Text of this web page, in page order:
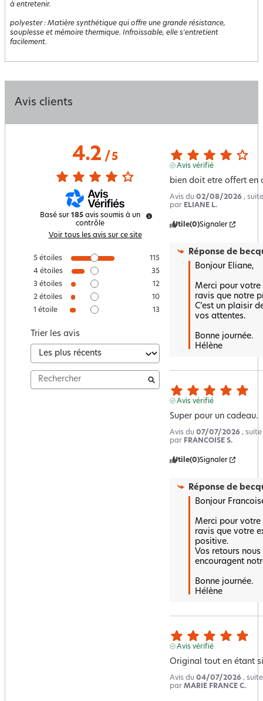
à entretenir.
polyester: Matière synthétique qui offre une grande résistance,
souplesse et mémoire thermique. Infroissable, elle s'entretient
facilement.
Avis clients
4.2/ 5
Basé sur 185 avis soumis à un
contrôle
Voir tous les avis sur ce site
5 étoiles
115
4 étoiles
35
3 étoiles
12
2 étoiles
10
1 étoile 13
Trier les avis
Avis vérifié
bien doit etre offert en
Avis du 02/08/2026 ,
par ELIANE L.
Utile(0)Signaler
Réponse de
Bonjour Eliane,
Merci pour votre
ravis que notre
C’est un plaisir
vos attentes.
Bonne journée.
Hélène
Avis vérifié
Super pour un cadeau.
Avis du 07/07/2026 ,
par FRANCOISE S.
Utile(0)Signaler
Réponse de
Bonjour
Merci pour votre
ravis que votre
positive.
Vos retours
encouragent
Bonne journée.
Hélène
Avis vérifié
Original tout en étant
Avis du 04/07/2026 ,
par MARIE FRANCE C.